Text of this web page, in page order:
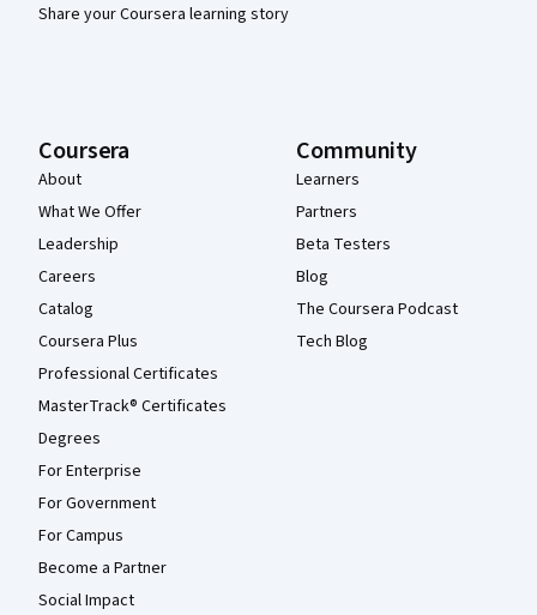
Share your Coursera learning story
Coursera
About
What We Offer
Leadership
Careers
Catalog
Coursera Plus
Professional Certificates
MasterTrack® Certificates
Degrees
For Enterprise
For Government
For Campus
Become a Partner
Social Impact
Community
Learners
Partners
Beta Testers
Blog
The Coursera Podcast
Tech Blog